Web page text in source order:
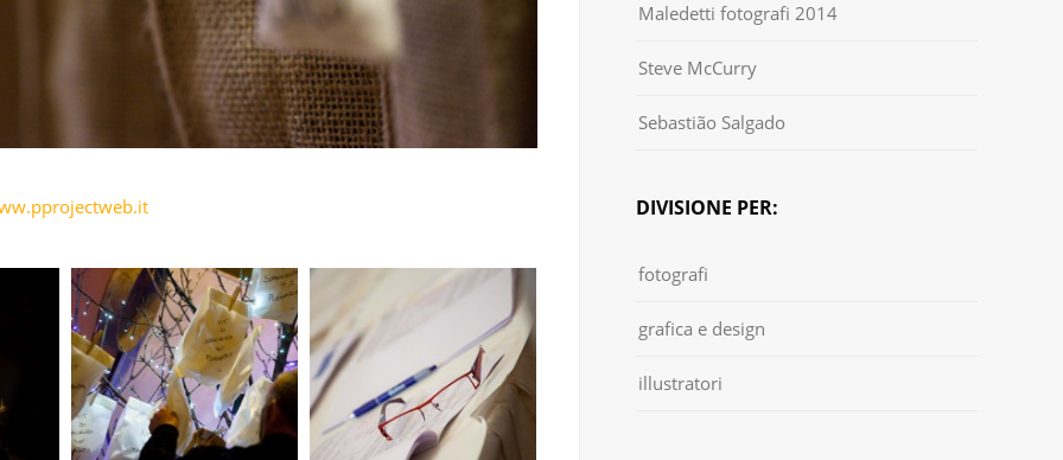
Maledetti fotografi 2014
Steve McCurry
Sebastião Salgado
DIVISIONE PER:
fotografi
grafica e design
illustratori